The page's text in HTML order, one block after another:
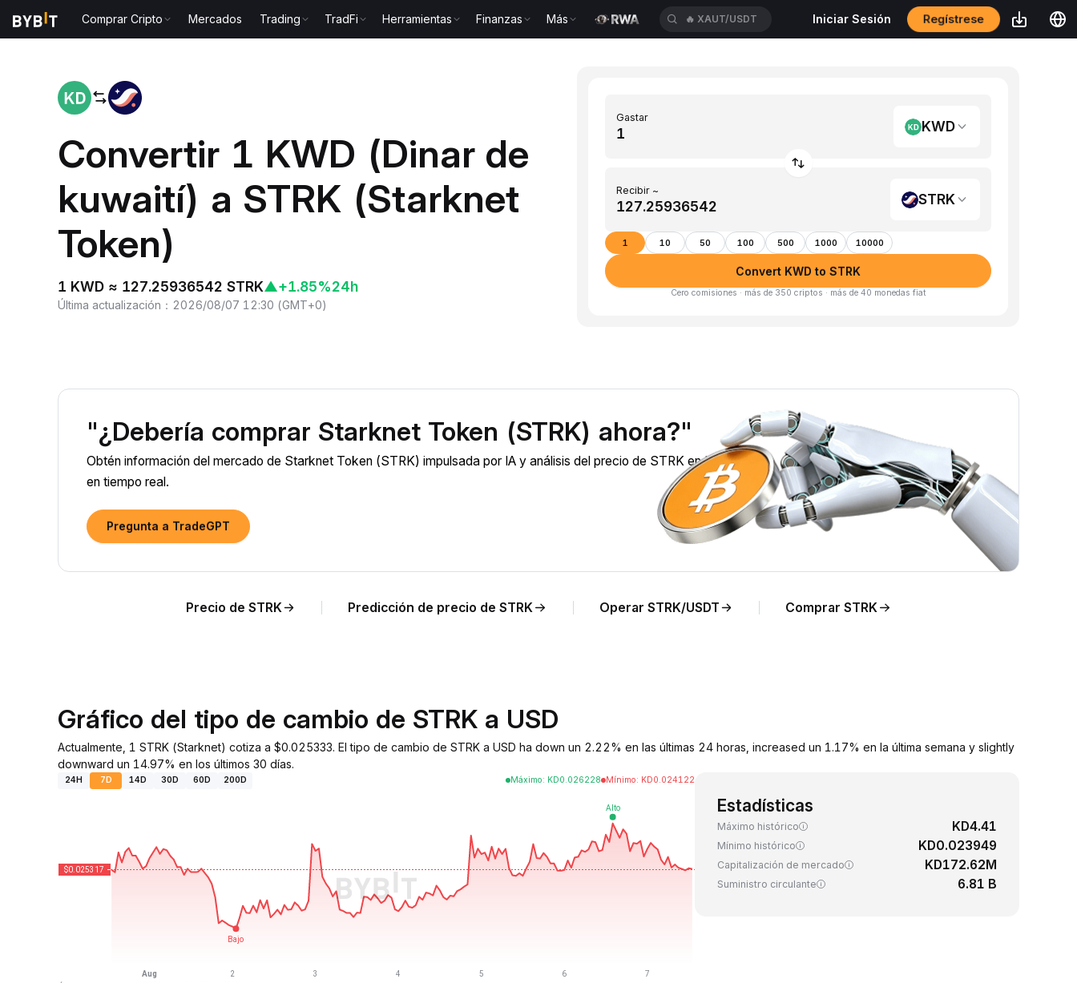
Comprar Cripto Mercados Trading TradFi Herramientas Finanzas Más 🔥 XAUT/USDT Iniciar Sesión Regístrese
Convertir 1 KWD (Dinar de
kuwaití) a STRK (Starknet
Token)
1 KWD ≈ 127.25936542 STRK▲+1.85%24h
Última actualización ： 2026/08/07 12:30 (GMT+0)
Gastar
KWD
Recibir ~
STRK
1 10 50 100 500 1000 10000
Convert KWD to STRK
Cero comisiones · más de 350 criptos · más de 40 monedas fiat
"¿Debería comprar Starknet Token (STRK) ahora?"
Obtén información del mercado de Starknet Token (STRK) impulsada por IA y análisis del precio de STRK en KWD
en tiempo real.
Pregunta a TradeGPT
Precio de STRK Predicción de precio de STRK Operar STRK/USDT Comprar STRK
Gráfico del tipo de cambio de STRK a USD
Actualmente, 1 STRK (Starknet) cotiza a $0.025333. El tipo de cambio de STRK a USD ha down un 2.22% en las últimas 24 horas, increased un 1.17% en la última semana y slightly
downward un 14.97% en los últimos 30 días.
24H 7D 14D 30D 60D 200D Máximo: KD0.026228 Mínimo: KD0.024122
Estadísticas
Máximo histórico KD4.41
Mínimo histórico KD0.023949
Capitalización de mercado KD172.62M
Suministro circulante 6.81 B